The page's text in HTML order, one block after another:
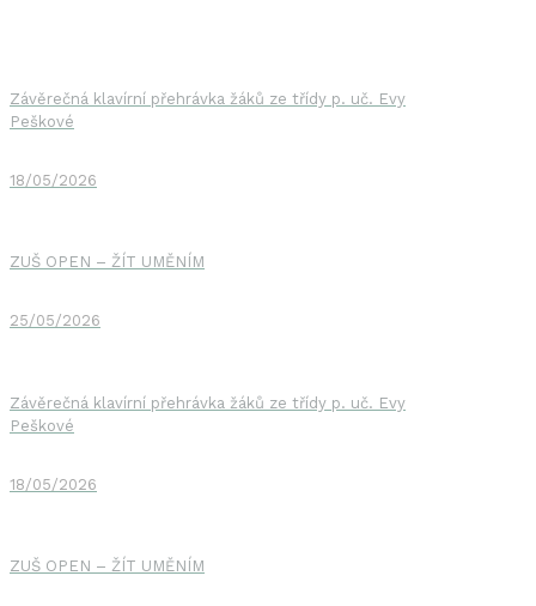
Závěrečná klavírní přehrávka žáků ze třídy p. uč. Evy
Peškové
18/05/2026
ZUŠ OPEN – ŽÍT UMĚNÍM
25/05/2026
Závěrečná klavírní přehrávka žáků ze třídy p. uč. Evy
Peškové
18/05/2026
ZUŠ OPEN – ŽÍT UMĚNÍM